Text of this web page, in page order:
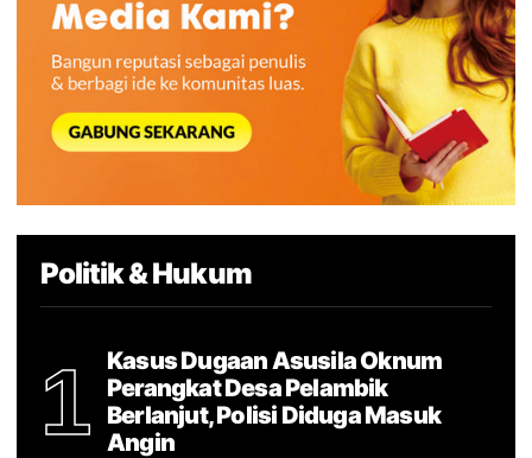
Politik & Hukum
1
Kasus Dugaan Asusila Oknum
Perangkat Desa Pelambik
Berlanjut, Polisi Diduga Masuk
Angin